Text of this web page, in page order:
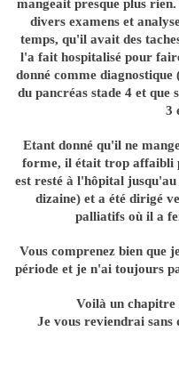
mangeait presque plus
divers examens et
temps, qu'il avait des
l'a fait hospitalisé pour
donné comme
du pancréas stade 4 et que
3
Etant donné qu'il ne
forme, il était trop affaibli
est resté à l'hôpital
dizaine) et a été dirigé
palliatifs où il a
Vous comprenez bien que
période et je n'ai toujours
Voilà un chapitre
Je vous reviendrai